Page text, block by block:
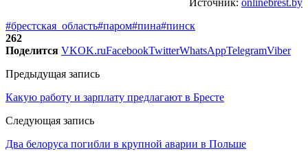
#брестская_область#паром#пина#пинск
262
Поделится VKOK.ruFacebookTwitterWhatsAppTelegramViber
Предыдущая запись
Какую работу и зарплату предлагают в Бресте
Следующая запись
Два белоруса погибли в крупной аварии в Польше